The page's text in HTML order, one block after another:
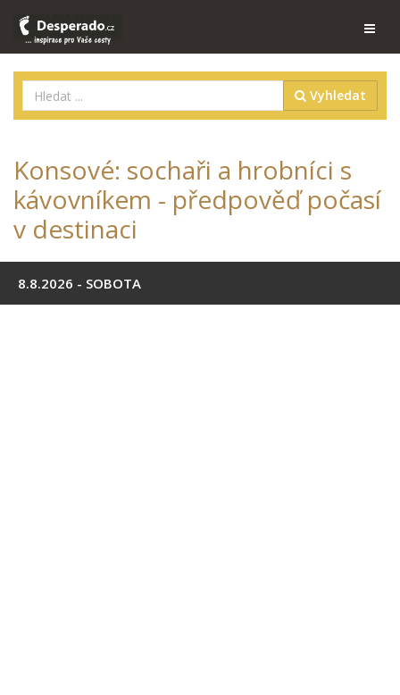
Vyhledat
Konsové: sochaři a hrobníci s
kávovníkem - předpověď počasí
v destinaci
8.8.2026 - SOBOTA